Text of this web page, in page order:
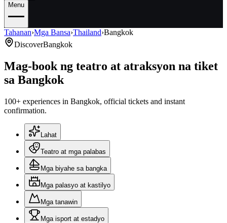
Menu
Tahanan›Mga Bansa›Thailand›Bangkok
DiscoverBangkok
Mag-book ng teatro at atraksyon na tiket
sa Bangkok
100+ experiences in Bangkok, official tickets and instant
confirmation.
Lahat
Teatro at mga palabas
Mga biyahe sa bangka
Mga palasyo at kastilyo
Mga tanawin
Mga isport at estadyo